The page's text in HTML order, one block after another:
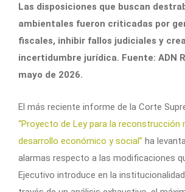
Las disposiciones que buscan
ambientales fueron criticadas por
fiscales, inhibir fallos judiciales y
incertidumbre jurídica. Fuente: ADN
mayo de 2026.
El más reciente informe de la Corte
“Proyecto de Ley para la reconstrucción
desarrollo económico y social” ha
alarmas respecto a las modificaciones
Ejecutivo introduce en la